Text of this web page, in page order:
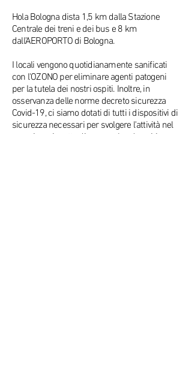
Hola Bologna dista 1,5 km dalla Stazione
Centrale dei treni e dei bus e 8 km
dall’AEROPORTO di Bologna.
I locali vengono quotidianamente sanificati
con l'OZONO per eliminare agenti patogeni
per la tutela dei nostri ospiti. Inoltre, in
osservanza delle norme decreto sicurezza
Covid-19, ci siamo dotati di tutti i dispositivi di
sicurezza necessari per svolgere l'attività nel
massimo rispetto di personale ed ospiti.